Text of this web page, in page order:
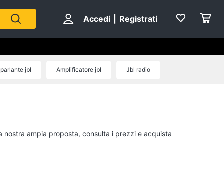
Accedi Registrati
jbl Amplificatore jbl Jbl radio
ampia proposta, consulta i prezzi e acquista